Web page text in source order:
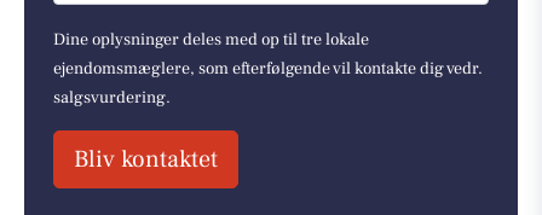
Dine oplysninger deles med op til tre lokale
ejendomsmæglere, som efterfølgende vil kontakte dig vedr.
salgsvurdering.
Bliv kontaktet